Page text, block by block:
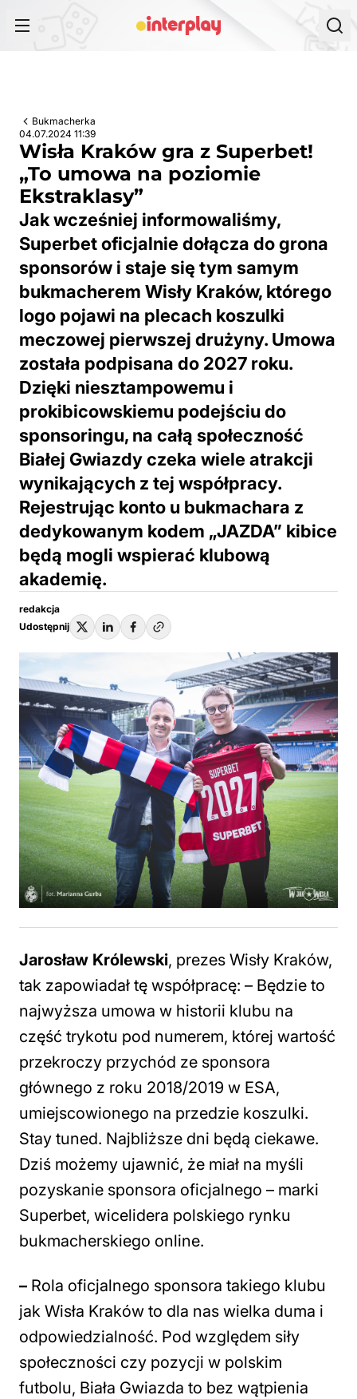
Bukmacherka
04.07.2024 11:39
Wisła Kraków gra z Superbet!
„To umowa na poziomie
Ekstraklasy”
Jak wcześniej informowaliśmy,
Superbet oficjalnie dołącza do grona
sponsorów i staje się tym samym
bukmacherem Wisły Kraków, którego
logo pojawi na plecach koszulki
meczowej pierwszej drużyny. Umowa
została podpisana do 2027 roku.
Dzięki niesztampowemu i
prokibicowskiemu podejściu do
sponsoringu, na całą społeczność
Białej Gwiazdy czeka wiele atrakcji
wynikających z tej współpracy.
Rejestrując konto u bukmachara z
dedykowanym kodem „JAZDA” kibice
będą mogli wspierać klubową
akademię.
redakcja
Udostępnij
Jarosław Królewski, prezes Wisły Kraków,
tak zapowiadał tę współpracę: – Będzie to
najwyższa umowa w historii klubu na
część trykotu pod numerem, której wartość
przekroczy przychód ze sponsora
głównego z roku 2018/2019 w ESA,
umiejscowionego na przedzie koszulki.
Stay tuned. Najbliższe dni będą ciekawe.
Dziś możemy ujawnić, że miał na myśli
pozyskanie sponsora oficjalnego – marki
Superbet, wicelidera polskiego rynku
bukmacherskiego online.
– Rola oficjalnego sponsora takiego klubu
jak Wisła Kraków to dla nas wielka duma i
odpowiedzialność. Pod względem siły
społeczności czy pozycji w polskim
futbolu, Biała Gwiazda to bez wątpienia